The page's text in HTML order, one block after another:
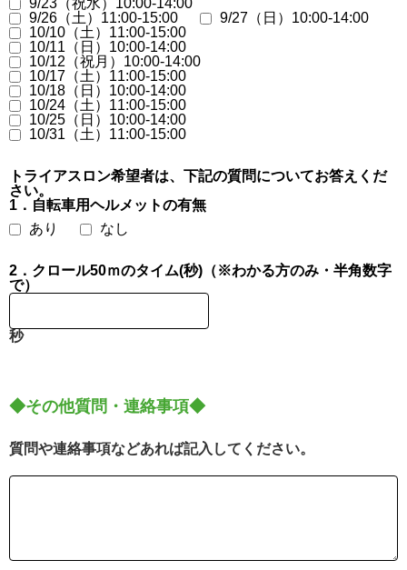
9/23（祝水）10:00-14:00
9/26（土）11:00-15:00
9/27（日）10:00-14:00
10/10（土）11:00-15:00
10/11（日）10:00-14:00
10/12（祝月）10:00-14:00
10/17（土）11:00-15:00
10/18（日）10:00-14:00
10/24（土）11:00-15:00
10/25（日）10:00-14:00
10/31（土）11:00-15:00
トライアスロン希望者は、下記の質問についてお答えくだ
さい。
1．自転車用ヘルメットの有無
あり
なし
2．クロール50ｍのタイム(秒)（※わかる方のみ・半角数字
で）
秒
◆その他質問・連絡事項◆
質問や連絡事項などあれば記入してください。